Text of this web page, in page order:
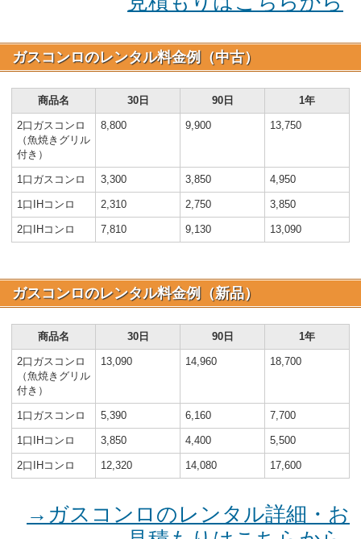
ガスコンロのレンタル料金例（中古）
商品名 30日 90日 1年
2口ガスコンロ
（魚焼きグリル
付き）
8,800 9,900 13,750
1口ガスコンロ 3,300 3,850 4,950
1口IHコンロ 2,310 2,750 3,850
2口IHコンロ 7,810 9,130 13,090
ガスコンロのレンタル料金例（新品）
商品名 30日 90日 1年
2口ガスコンロ
（魚焼きグリル
付き）
13,090 14,960 18,700
1口ガスコンロ 5,390 6,160 7,700
1口IHコンロ 3,850 4,400 5,500
2口IHコンロ 12,320 14,080 17,600
→ガスコンロのレンタル詳細・お